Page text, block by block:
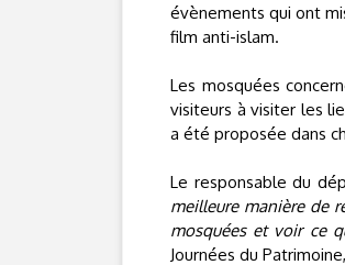
évènements qui ont
film anti-islam.
Les mosquées
visiteurs à visiter les
a été proposée dans
Le responsable du
meilleure manière de
mosquées et voir ce
Journées du